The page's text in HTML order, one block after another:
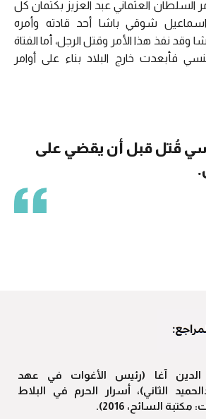
السلطان العثماني عبد العزيز بكتمان كل
شوقي باشا أحد قادته وأمره
نفذ هذا الأمر وقتل الرجل، أما الفتاة
فأبعدت خارج البلاد بناء على أوامر
قُتل قبل أن يقضي على
الدين آغا (رئيس الأغوات في عهد
الثاني)، أسرار الحرم في البلاط
السائح، 2016).